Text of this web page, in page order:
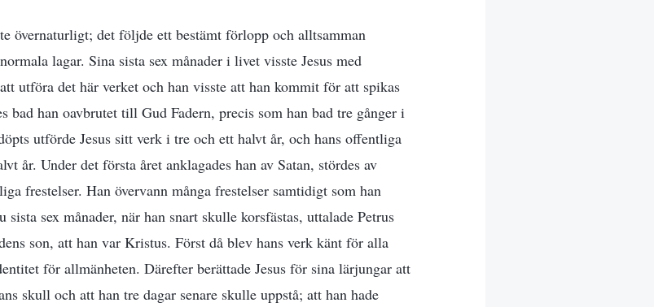
övernaturligt; det följde ett bestämt förlopp och alltsamman
lagar. Sina sista sex månader i livet visste Jesus med
utföra det här verket och han visste att han kommit för att spikas
bad han oavbrutet till Gud Fadern, precis som han bad tre gånger i
utförde Jesus sitt verk i tre och ett halvt år, och hans offentliga
år. Under det första året anklagades han av Satan, stördes av
frestelser. Han övervann många frestelser samtidigt som han
sista sex månader, när han snart skulle korsfästas, uttalade Petrus
son, att han var Kristus. Först då blev hans verk känt för alla
för allmänheten. Därefter berättade Jesus för sina lärjungar att
skull och att han tre dagar senare skulle uppstå; att han hade